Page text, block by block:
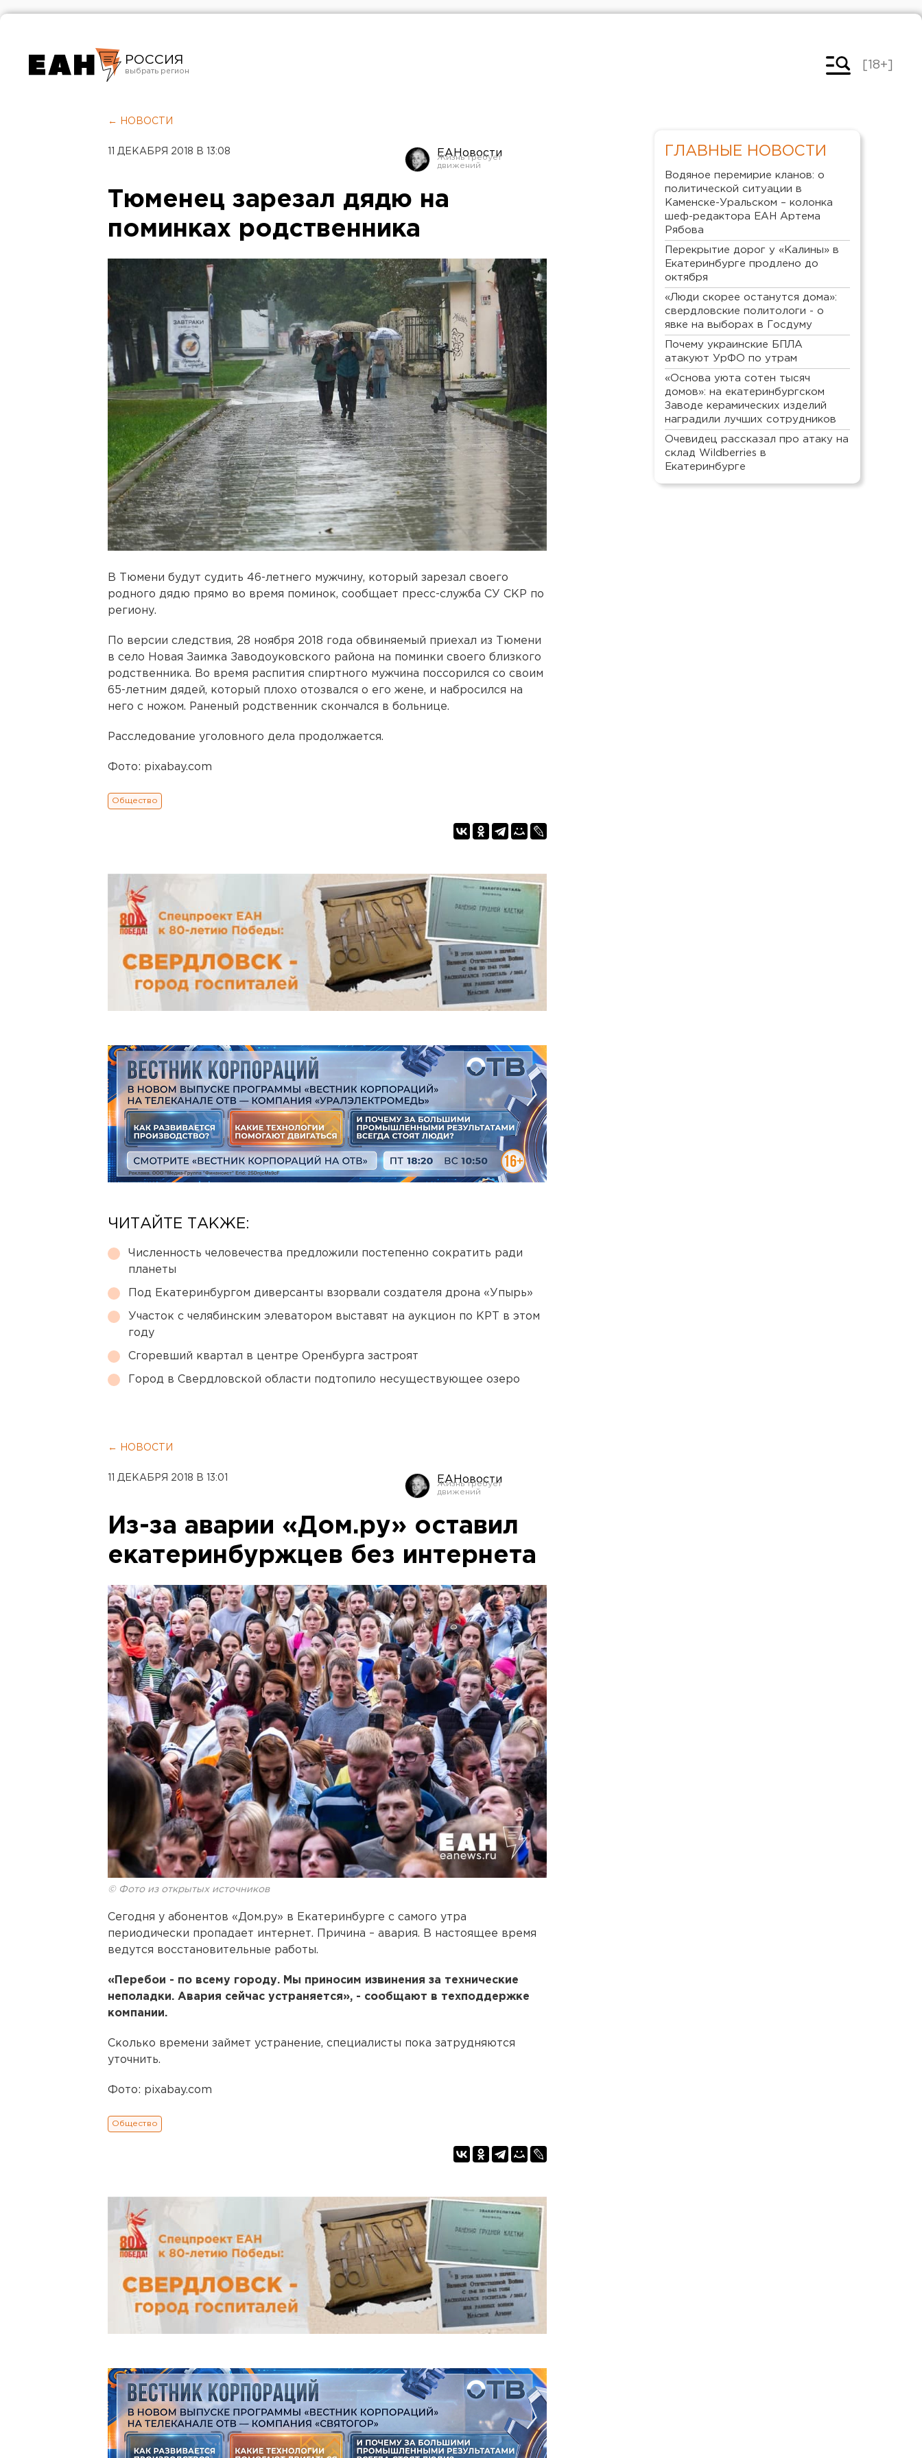
РОССИЯ
Челябинск
[18+]
← НОВОСТИ
11 ДЕКАБРЯ 2018 В 13:08 ЕАНовости
Тюменец зарезал дядю на
поминках родственника
В Тюмени будут судить 46-летнего мужчину, который зарезал своего
родного дядю прямо во время поминок, сообщает пресс-служба СУ СКР по
региону.
По версии следствия, 28 ноября 2018 года обвиняемый приехал из Тюмени
в село Новая Заимка Заводоуковского района на поминки своего близкого
родственника. Во время распития спиртного мужчина поссорился со своим
65-летним дядей, который плохо отозвался о его жене, и набросился на
него с ножом. Раненый родственник скончался в больнице.
Расследование уголовного дела продолжается.
Фото: pixabay.com
Общество
ЧИТАЙТЕ ТАКЖЕ:
Численность человечества предложили постепенно сократить ради
планеты
Под Екатеринбургом диверсанты взорвали создателя дрона «Упырь»
Участок с челябинским элеватором выставят на аукцион по КРТ в этом
году
Сгоревший квартал в центре Оренбурга застроят
Город в Свердловской области подтопило несуществующее озеро
← НОВОСТИ
11 ДЕКАБРЯ 2018 В 13:01 ЕАНовости
Из-за аварии «Дом.ру» оставил
екатеринбуржцев без интернета
© Фото из открытых источников
Сегодня у абонентов «Дом.ру» в Екатеринбурге с самого утра
периодически пропадает интернет. Причина – авария. В настоящее время
ведутся восстановительные работы.
«Перебои - по всему городу. Мы приносим извинения за технические
неполадки. Авария сейчас устраняется», - сообщают в техподдержке
компании.
Сколько времени займет устранение, специалисты пока затрудняются
уточнить.
Фото: pixabay.com
Общество
ГЛАВНЫЕ НОВОСТИ
Водяное перемирие кланов: о
политической ситуации в
Каменске-Уральском – колонка
шеф-редактора ЕАН Артема
Рябова
Перекрытие дорог у «Калины» в
Екатеринбурге продлено до
октября
«Люди скорее останутся дома»:
свердловские политологи - о
явке на выборах в Госдуму
Почему украинские БПЛА
атакуют УрФО по утрам
«Основа уюта сотен тысяч
домов»: на екатеринбургском
Заводе керамических изделий
наградили лучших сотрудников
Очевидец рассказал про атаку на
склад Wildberries в
Екатеринбурге